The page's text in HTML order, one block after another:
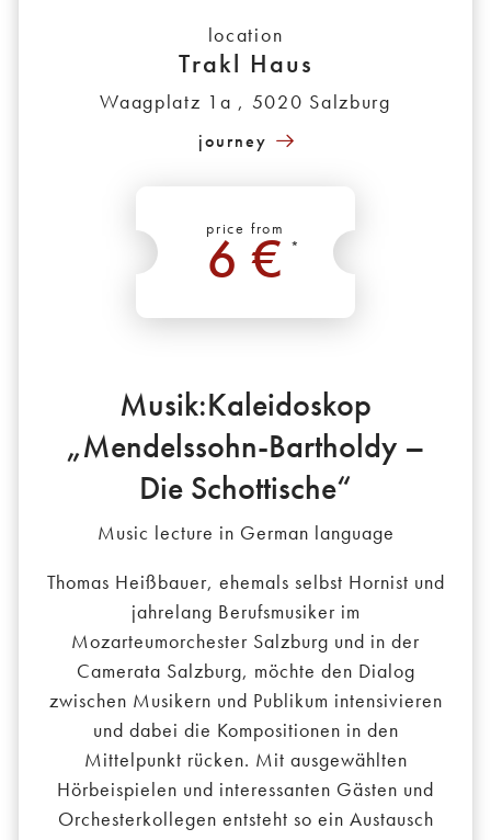
location
Trakl Haus
Waagplatz 1a , 5020 Salzburg
journey
price from
6 € *
Musik:Kaleidoskop
„Mendelssohn-Bartholdy –
Die Schottische“
Music lecture in German language
Thomas Heißbauer, ehemals selbst Hornist und
jahrelang Berufsmusiker im
Mozarteumorchester Salzburg und in der
Camerata Salzburg, möchte den Dialog
zwischen Musikern und Publikum intensivieren
und dabei die Kompositionen in den
Mittelpunkt rücken. Mit ausgewählten
Hörbeispielen und interessanten Gästen und
Orchesterkollegen entsteht so ein Austausch